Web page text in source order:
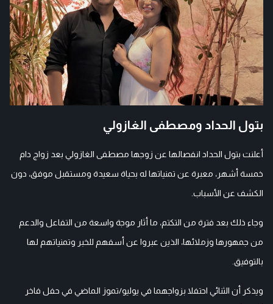
بتول الحداد ومصطفى الغازولي
أعلنت بتول الحداد انفصالها عن زوجها مصطفى الغازولي بعد زواج دام
خمسة أشهر، معبرة عن تمنياتها له بحياة سعيدة ومستقبل موفق، دون
الكشف عن الأسباب.
وجاء ذلك بعد فترة من التكتم، ما أثار موجة واسعة من التفاعل والدعم
من جمهورها وزملائها، الذين عبروا عن أسفهم للخبر وتمنياتهم لها
بالتوفيق.
ويذكر أن الثنائي احتفلا بزواجهما في يوليو/تموز الماضي في حفل فاخر